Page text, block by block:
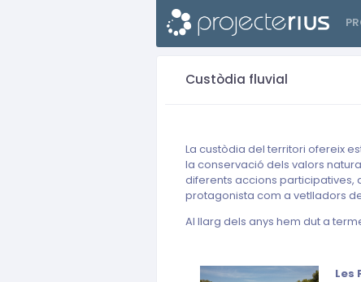
Custòdia fluvial
La custòdia del territori ofereix
la conservació dels valors
diferents accions participatives,
protagonista com a vetlladors
Al llarg dels anys hem dut a
Les